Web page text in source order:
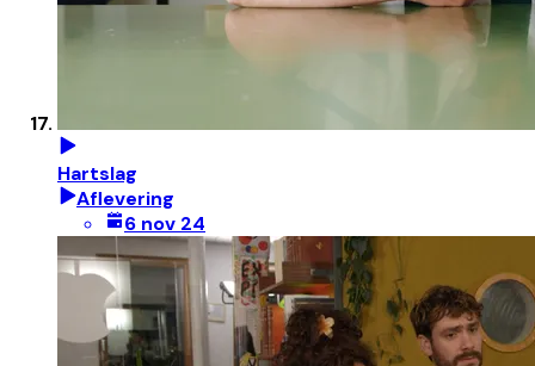
Hartslag
Aflevering
6 nov 24